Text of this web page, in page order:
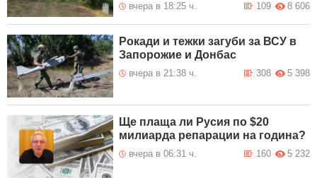
вчера в 18:25 ч. 8 606
109
Рокади и тежки загуби за ВСУ в
Запорожие и Донбас
вчера в 21:38 ч. 5 398
308
Ще плаща ли Русия по $20
милиарда репарации на година?
вчера в 06:31 ч. 5 232
160